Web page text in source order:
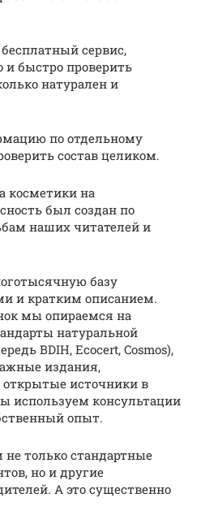
сервис,
и быстро проверить
натурален и
по отдельному
состав целиком.
косметики на
был создан по
наших читателей и
базу
и кратким описанием.
мы опираемся на
натуральной
BDIH, Ecocert, Cosmos),
издания,
источники в
используем консультации
опыт.
только стандартные
но и другие
А это существенно